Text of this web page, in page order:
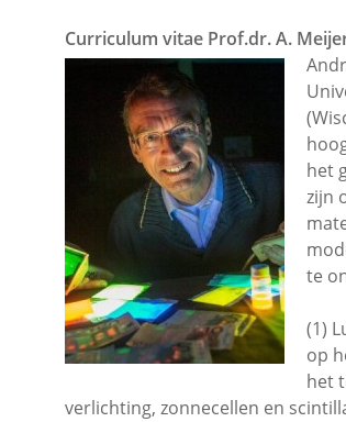
Curriculum vitae Prof.dr. A.
het
zijn
te
(1)
op
het
verlichting, zonnecellen en